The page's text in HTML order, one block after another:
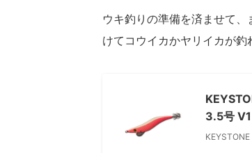
ウキ釣りの準備を済ませて
けてコウイカかヤリイカが釣
3.5号 V1
KEYSTONE